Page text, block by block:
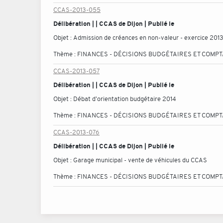
CCAS-2013-055
Délibération | | CCAS de Dijon | Publié le
Objet : Admission de créances en non-valeur - exercice 2013
Thème : FINANCES - DÉCISIONS BUDGÉTAIRES ET
CCAS-2013-057
Délibération | | CCAS de Dijon | Publié le
Objet : Débat d'orientation budgétaire 2014
Thème : FINANCES - DÉCISIONS BUDGÉTAIRES ET
CCAS-2013-076
Délibération | | CCAS de Dijon | Publié le
Objet : Garage municipal - vente de véhicules du CCAS
Thème : FINANCES - DÉCISIONS BUDGÉTAIRES ET